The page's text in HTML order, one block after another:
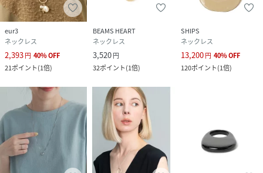
eur3
ネックレス
2,393円 40%OFF
21ポイント(1倍)
BEAMS HEART
ネックレス
3,520円
32ポイント(1倍)
SHIPS
ネックレス
13,200円 40%OFF
120ポイント(1倍)